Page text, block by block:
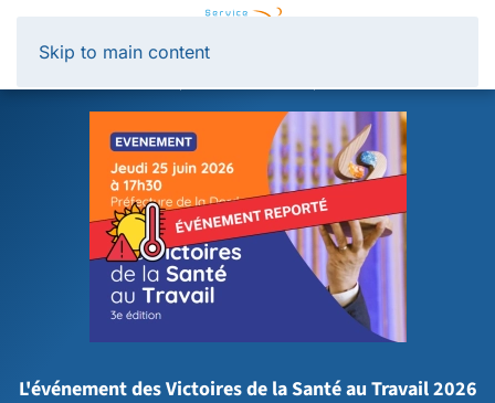
Skip to main content
L'événement des Victoires de la Santé au Travail 2026
Panneau de gestion des cookies